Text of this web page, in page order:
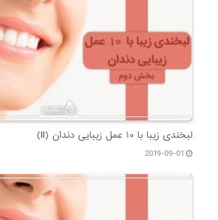
لبخندی زیبا با ۱۰ عمل زیبایی دندان (II)
2019-09-01